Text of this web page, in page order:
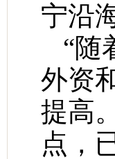
宁沿
“随
外资
提高
点，